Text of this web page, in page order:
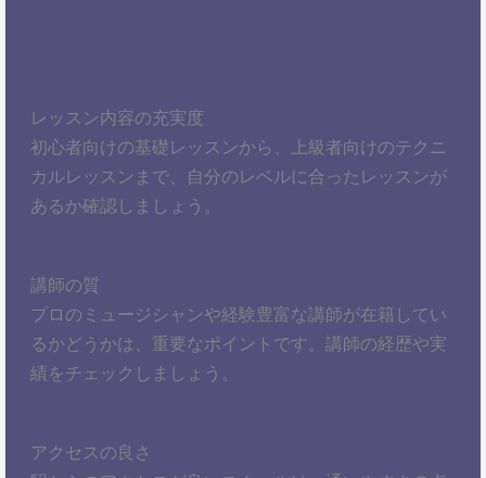
レッスン内容の充実度
初心者向けの基礎レッスンから、上級者向けのテクニ
カルレッスンまで、自分のレベルに合ったレッスンが
あるか確認しましょう。
講師の質
プロのミュージシャンや経験豊富な講師が在籍してい
るかどうかは、重要なポイントです。講師の経歴や実
績をチェックしましょう。
アクセスの良さ